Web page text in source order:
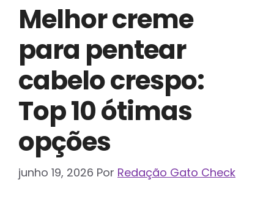
Melhor creme
para pentear
cabelo crespo:
Top 10 ótimas
opções
junho 19, 2026 Por Redação Gato Check